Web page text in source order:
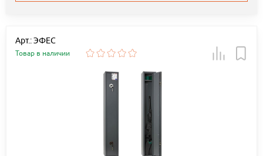
Арт.: ЭФЕС
Товар в наличии